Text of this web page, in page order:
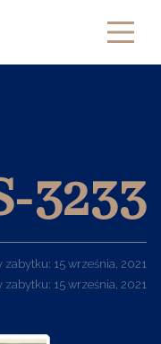
3233
15 września, 2021
15 września, 2021